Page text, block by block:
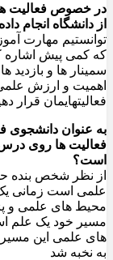
در خصوص فعالیت
از دانشگاه انجام
توانستیم مهارت
که کمی پیش اشاره
سمینار ها و
اهمیت و ارزش علمی
فعالیتهایمان قرار
به عنوان دانشجوی
فعالیت ها روی
است؟
از نظر شخص بنده
علمی است زمانی یک
محیط های علمی و
مسیر خود یک علم
های علمی این
به نخبه شد